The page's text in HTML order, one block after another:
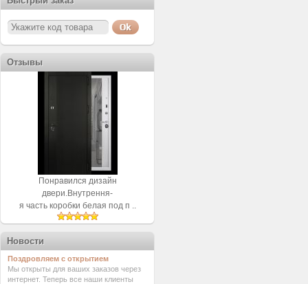
Отзывы
Понравился дизайн
двери.Внутрення-
я часть коробки белая под п ..
Новости
Поздровляем с открытием
Мы открыты для ваших заказов через
интернет. Теперь все наши клиенты